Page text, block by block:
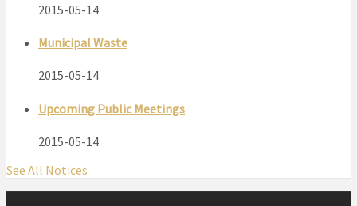
2015-05-14
Municipal Waste
2015-05-14
Upcoming Public Meetings
2015-05-14
See All Notices